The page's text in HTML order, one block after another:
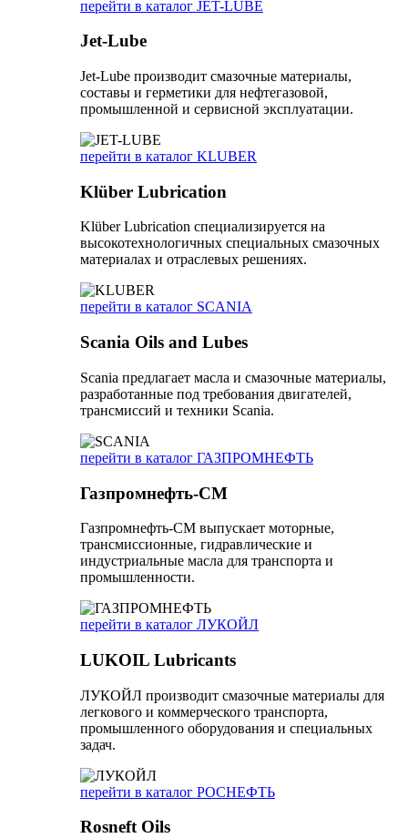
перейти в каталог JET-LUBE
Jet-Lube
Jet-Lube производит смазочные материалы,
составы и герметики для нефтегазовой,
промышленной и сервисной эксплуатации.
перейти в каталог KLUBER
Klüber Lubrication
Klüber Lubrication специализируется на
высокотехнологичных специальных смазочных
материалах и отраслевых решениях.
перейти в каталог SCANIA
Scania Oils and Lubes
Scania предлагает масла и смазочные материалы,
разработанные под требования двигателей,
трансмиссий и техники Scania.
перейти в каталог ГАЗПРОМНЕФТЬ
Газпромнефть-СМ
Газпромнефть-СМ выпускает моторные,
трансмиссионные, гидравлические и
индустриальные масла для транспорта и
промышленности.
перейти в каталог ЛУКОЙЛ
LUKOIL Lubricants
ЛУКОЙЛ производит смазочные материалы для
легкового и коммерческого транспорта,
промышленного оборудования и специальных
задач.
перейти в каталог РОСНЕФТЬ
Rosneft Oils